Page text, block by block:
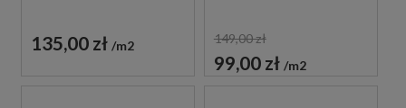
135,00 zł m2 149,00 zł
99,00 zł m2